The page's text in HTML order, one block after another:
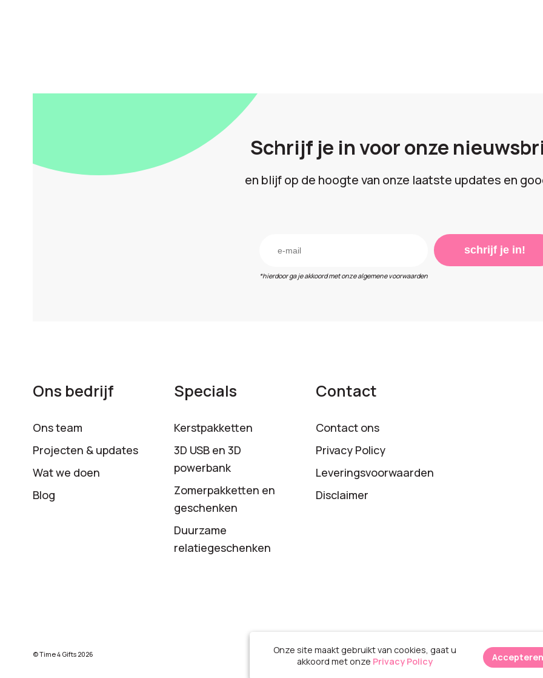
Schrijf je in voor onze
en blijf op de hoogte van onze laatste updates en
*hierdoor ga je akkoord met onze algemene voorwaarden
schrijf je in!
Ons bedrijf
Ons team
Projecten & updates
Wat we doen
Blog
Specials
Kerstpakketten
3D USB en 3D
powerbank
Zomerpakketten en
geschenken
Duurzame
relatiegeschenken
Contact
Contact ons
Privacy Policy
Leveringsvoorwaarden
Disclaimer
© Time 4 Gifts 2026
Onze site maakt gebruikt van cookies, gaat u
akkoord met onze Privacy Policy Accepteren